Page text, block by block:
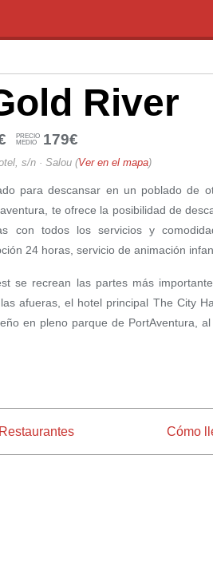
River
PRECIO
MEDIO
179€
s/n · Salou (Ver en el mapa)
para descansar en un poblado de
te ofrece la posibilidad de
con todos los servicios y
24 horas, servicio de animación
se recrean las partes más
afueras, el hotel principal The City
en pleno parque de PortAventura,
Restaurantes Cómo